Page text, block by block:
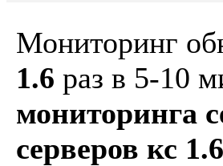
Мониторинг
1.6 раз в 5-10
мониторинга
серверов кс 1.6